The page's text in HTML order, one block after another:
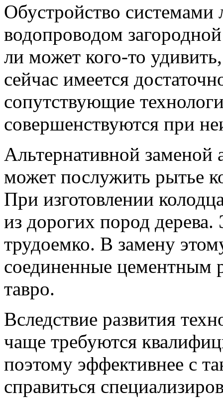
Обустройство системами
водопроводом
ли может кого-то
сейчас имеется
сопутствующие
совершенствуются при
Альтернативной
может послужить рытье
При изготовлении
из дорогих пород
трудоемко. В замену
соединенные цементным
тавро.
Вследствие развития
чаще требуются
поэтому эффективнее с
справиться